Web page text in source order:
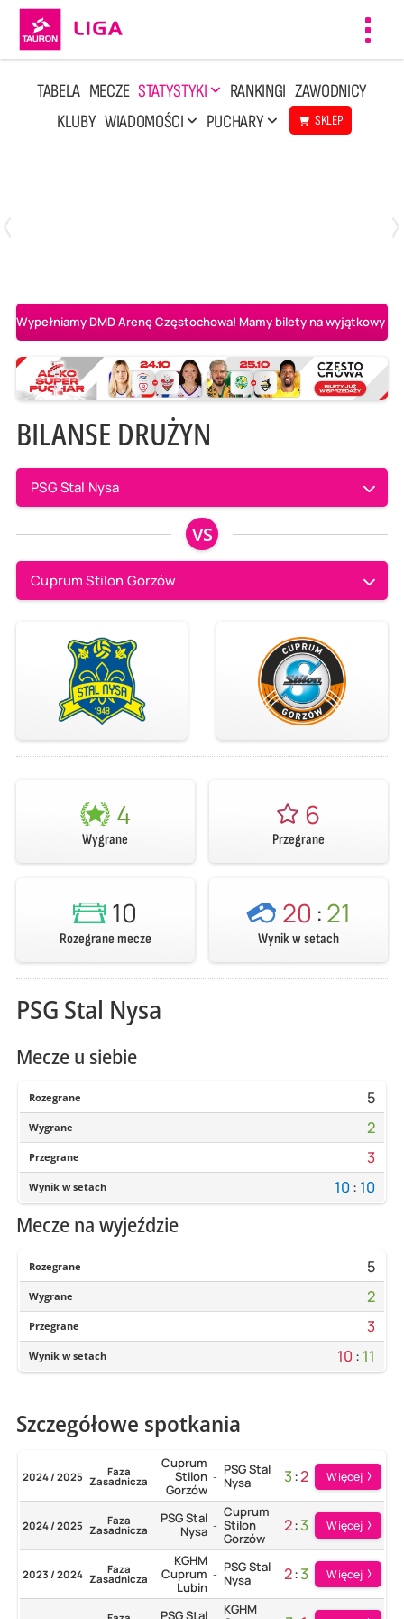
TABELA MECZE STATYSTYKI RANKINGI ZAWODNICY
KLUBY WIADOMOŚCI PUCHARY SKLEP
Wypełniamy DMD Arenę Częstochowa! Mamy bilety na wyjątkowy
BILANSE DRUŻYN
PSG Stal Nysa
VS
Cuprum Stilon Gorzów
4
Wygrane
6
Przegrane
10
Rozegrane mecze
20 :21
Wynik w setach
PSG Stal Nysa
Mecze u siebie
Rozegrane 5
Wygrane 2
Przegrane 3
Wynik w setach 10 : 10
Mecze na wyjeździe
Rozegrane 5
Wygrane 2
Przegrane 3
Wynik w setach 10 : 11
Szczegółowe spotkania
2024 / 2025 Faza
Zasadnicza
Cuprum
Stilon
Gorzów
- PSG Stal
Nysa
3:2 Więcej
2024 / 2025 Faza
Zasadnicza
PSG Stal
Nysa -
Cuprum
Stilon
Gorzów
2:3 Więcej
2023 / 2024 Faza
Zasadnicza
KGHM
Cuprum
Lubin
- PSG Stal
Nysa
2:3 Więcej
PSG Stal
KGHM